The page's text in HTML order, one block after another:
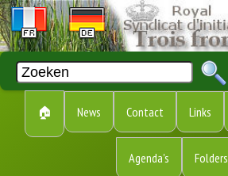
🏠 News Contact Links
Agenda's Folders